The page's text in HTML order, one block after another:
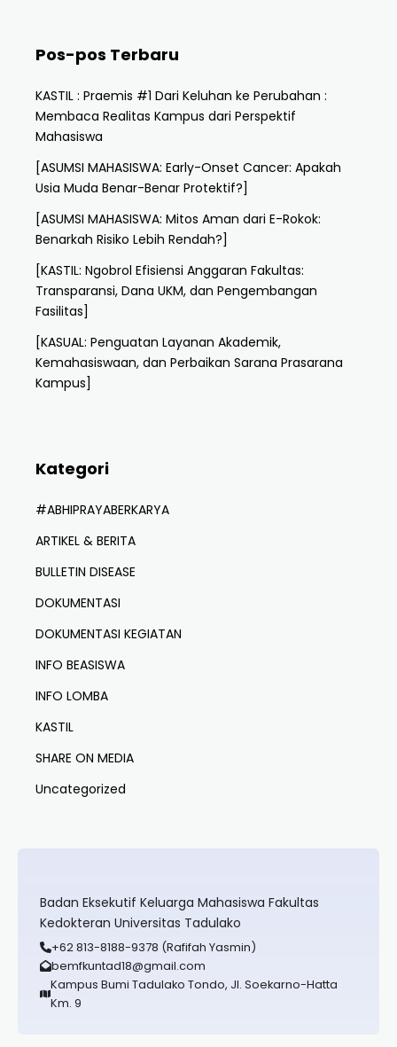
Pos-pos Terbaru
KASTIL : Praemis #1 Dari Keluhan ke Perubahan :
Membaca Realitas Kampus dari Perspektif
Mahasiswa
[ASUMSI MAHASISWA: Early-Onset Cancer: Apakah
Usia Muda Benar-Benar Protektif?]
[ASUMSI MAHASISWA: Mitos Aman dari E-Rokok:
Benarkah Risiko Lebih Rendah?]
[KASTIL: Ngobrol Efisiensi Anggaran Fakultas:
Transparansi, Dana UKM, dan Pengembangan
Fasilitas]
[KASUAL: Penguatan Layanan Akademik,
Kemahasiswaan, dan Perbaikan Sarana Prasarana
Kampus]
Kategori
#ABHIPRAYABERKARYA
ARTIKEL & BERITA
BULLETIN DISEASE
DOKUMENTASI
DOKUMENTASI KEGIATAN
INFO BEASISWA
INFO LOMBA
KASTIL
SHARE ON MEDIA
Uncategorized
Badan Eksekutif Keluarga Mahasiswa Fakultas
Kedokteran Universitas Tadulako
+62 813-8188-9378 (Rafifah Yasmin)
bemfkuntad18@gmail.com
Kampus Bumi Tadulako Tondo, Jl. Soekarno-Hatta
Km. 9